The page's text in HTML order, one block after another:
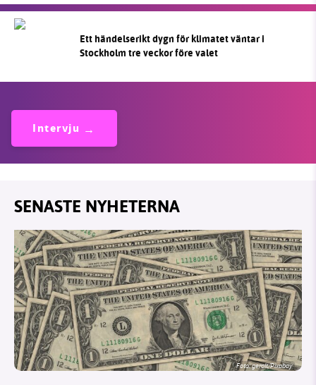
Ett händelserikt dygn för klimatet väntar i
Stockholm tre veckor före valet
Intervju
SENASTE NYHETERNA
Foto:geralt/Pixabay